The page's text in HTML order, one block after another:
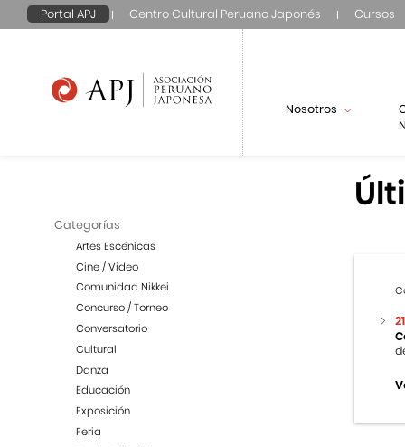
Portal APJ Centro Cultural Peruano Japonés Cursos
Nosotros
Categorías
Artes Escénicas
Cine / Video
Comunidad Nikkei
Concurso / Torneo
Conversatorio
Cultural
Danza
Educación
Exposición
Feria